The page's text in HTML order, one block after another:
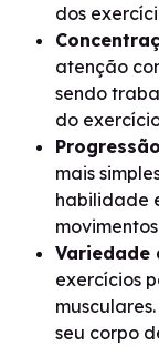
dos
atenção
sendo
do
mais
habilidade
Variedade
exercícios
seu corpo